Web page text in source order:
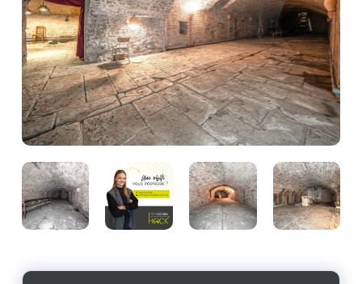
Photo
de
l'album
Photo
de
l'album
Photo
de
l'album
Photo
de
l'album